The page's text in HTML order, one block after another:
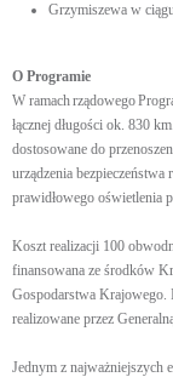
Grzymiszewa w
O Programie
W ramach rządowego
łącznej długości ok. 830
dostosowane do
urządzenia
prawidłowego oświetlenia
Koszt realizacji 100
finansowana ze środków
Gospodarstwa Krajowego.
realizowane przez
Jednym z najważniejszych